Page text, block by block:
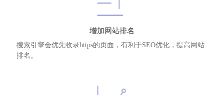
增加网站排名
搜索引擎会优先收录https的页面，有利于SEO优化，提高网站
排名。